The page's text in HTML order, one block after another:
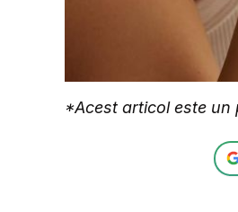
*Acest articol este un